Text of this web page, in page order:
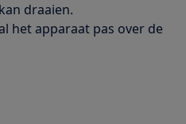
draaien.
het apparaat pas over de